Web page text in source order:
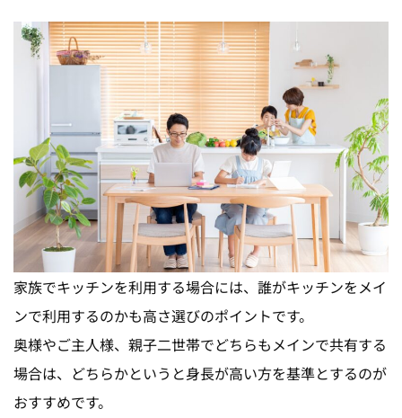
家族でキッチンを利用する場合には、誰がキッチンをメイ
ンで利用するのかも高さ選びのポイントです。
奥様やご主人様、親子二世帯でどちらもメインで共有する
場合は、どちらかというと身長が高い方を基準とするのが
おすすめです。